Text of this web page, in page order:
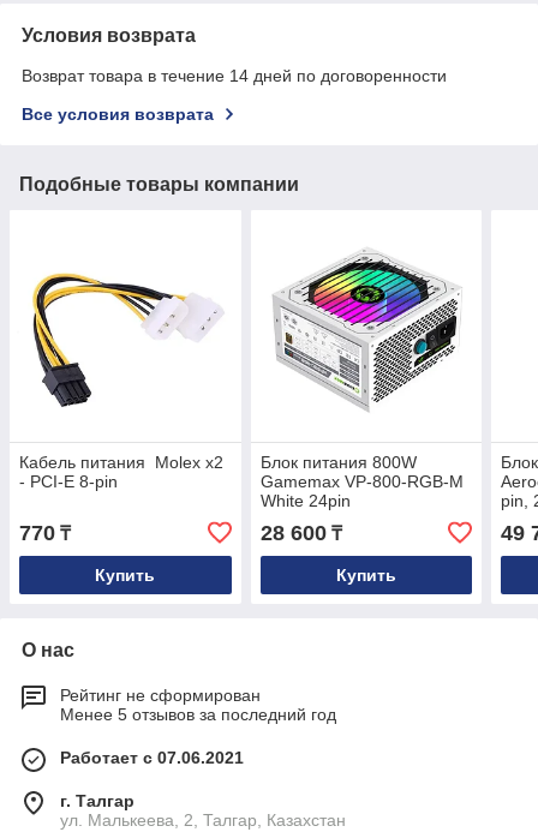
Условия возврата
Возврат товара в течение 14 дней по договоренности
Все условия возврата
Подобные товары компании
Кабель питания Molex х2
- PCI-E 8-pin
770 ₸
Купить
Блок питания 800W
Gamemax VP-800-RGB-M
White 24pin
28 600₸
Купить
pin,
E
49
О нас
Рейтинг не сформирован
Менее 5 отзывов за последний год
Работает с 07.06.2021
г. Талгар
ул. Малькеева, 2, Талгар, Казахстан